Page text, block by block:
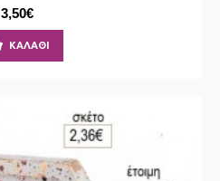
3,50€
ΚΑΛΆΘΙ